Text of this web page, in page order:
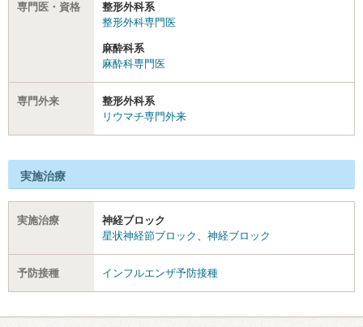
専門医・資格
整形外科系
整形外科専門医
麻酔科系
麻酔科専門医
専門外来
整形外科系
リウマチ専門外来
実施治療
実施治療
神経ブロック
星状神経節ブロック
神経ブロック
予防接種 インフルエンザ予防接種